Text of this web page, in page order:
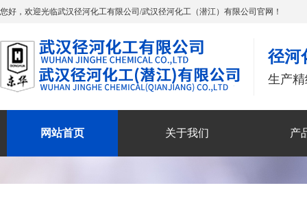
您好，欢迎光临武汉径河化工有限公司/武汉径河化工（潜江）有限公司官网！
径河
生产
网站首页 关于我们 产